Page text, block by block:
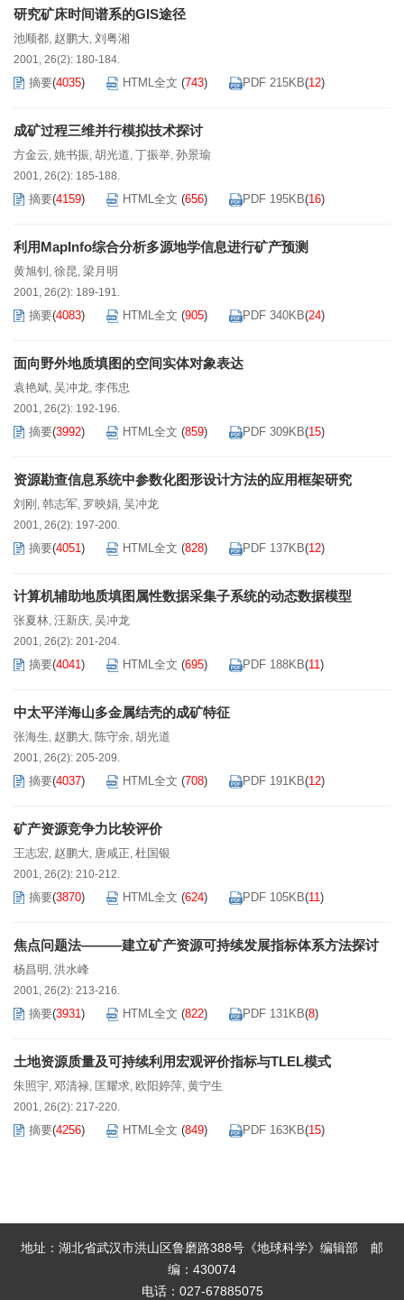
研究矿床时间谱系的GIS途径
池顺都, 赵鹏大, 刘粤湘
2001, 26(2): 180-184.
摘要(4035) HTML全文 (743) PDF 215KB(12)
成矿过程三维并行模拟技术探讨
方金云, 姚书振, 胡光道, 丁振举, 孙景瑜
2001, 26(2): 185-188.
摘要(4159) HTML全文 (656) PDF 195KB(16)
利用MapInfo综合分析多源地学信息进行矿产预测
黄旭钊 , 徐昆, 梁月明
2001, 26(2): 189-191.
摘要(4083) HTML全文 (905) PDF 340KB(24)
面向野外地质填图的空间实体对象表达
袁艳斌, 吴冲龙, 李伟忠
2001, 26(2): 192-196.
摘要(3992) HTML全文 (859) PDF 309KB(15)
资源勘查信息系统中参数化图形设计方法的应用框架研究
刘刚 , 韩志军, 罗映娟, 吴冲龙
2001, 26(2): 197-200.
摘要(4051) HTML全文 (828) PDF 137KB(12)
计算机辅助地质填图属性数据采集子系统的动态数据模型
张夏林, 汪新庆, 吴冲龙
2001, 26(2): 201-204.
摘要(4041) HTML全文 (695) PDF 188KB(11)
中太平洋海山多金属结壳的成矿特征
张海生, 赵鹏大, 陈守余, 胡光道
2001, 26(2): 205-209.
摘要(4037) HTML全文 (708) PDF 191KB(12)
矿产资源竞争力比较评价
王志宏, 赵鹏大, 唐咸正, 杜国银
2001, 26(2): 210-212.
摘要(3870) HTML全文 (624) PDF 105KB(11)
焦点问题法———建立矿产资源可持续发展指标体系方法探讨
杨昌明 , 洪水峰
2001, 26(2): 213-216.
摘要(3931) HTML全文 (822) PDF 131KB(8)
土地资源质量及可持续利用宏观评价指标与TLEL模式
朱照宇, 邓清禄, 匡耀求, 欧阳婷萍, 黄宁生
2001, 26(2): 217-220.
摘要(4256) HTML全文 (849) PDF 163KB(15)
地址：湖北省武汉市洪山区鲁磨路388号《地球科学》编辑部 邮
编：430074
电话：027-67885075